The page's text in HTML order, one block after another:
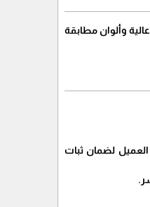
وألوان مطابقة
العميل لضمان ثبات